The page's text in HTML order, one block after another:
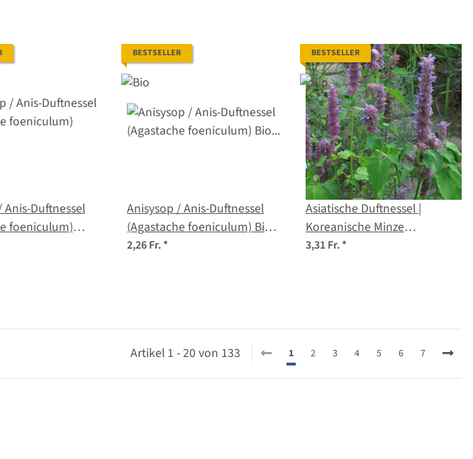
Anis-Duftnessel
foeniculum)
BESTSELLER
Anisysop / Anis-Duftnessel
(Agastache foeniculum) Bio
Saatgut
2,26 Fr.*
BESTSELLER
Asiatische Duftnessel |
Koreanische Minze
(Agastache rugosa) Bio-
3,31 Fr.*
Artikel 1 - 20 von 133 1 2 3 4 5 6 7